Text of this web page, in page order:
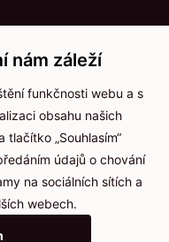
066
údajů
nám záleží
funkčnosti webu a s
obsahu našich
„Souhlasím“
údajů o chování
na sociálních sítích a
webech.